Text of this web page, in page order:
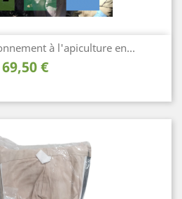
à l'apiculture en...
Prix
69,50 €